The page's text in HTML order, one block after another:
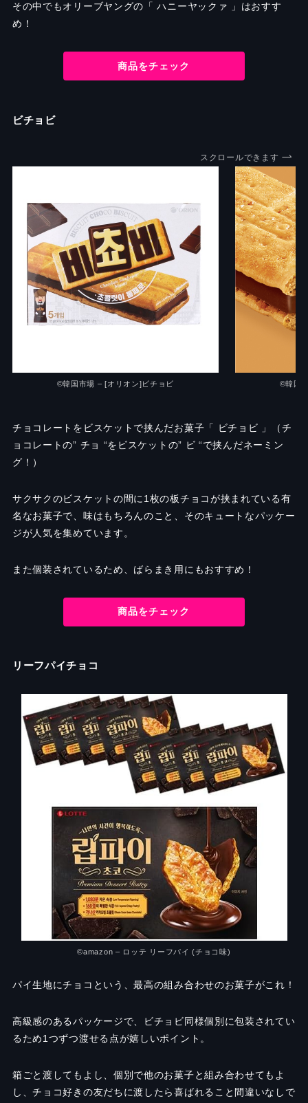
その中でもオリーブヤングの「 ハニーヤックァ 」はおすす
め！
商品をチェック
ビチョビ
スクロールできます
©韓国市場 – [オリオン]ビチョビ ©韓国
チョコレートをビスケットで挟んだお菓子「 ビチョビ 」（チ
ョコレートの” チョ “をビスケットの” ビ “で挟んだネーミン
グ！）
サクサクのビスケットの間に1枚の板チョコが挟まれている有
名なお菓子で、味はもちろんのこと、そのキュートなパッケー
ジが人気を集めています。
また個装されているため、ばらまき用にもおすすめ！
商品をチェック
リーフパイチョコ
©amazon – ロッテ リーフパイ (チョコ味)
パイ生地にチョコという、最高の組み合わせのお菓子がこれ！
高級感のあるパッケージで、ビチョビ同様個別に包装されてい
るため1つずつ渡せる点が嬉しいポイント。
箱ごと渡してもよし、個別で他のお菓子と組み合わせてもよ
し、チョコ好きの友だちに渡したら喜ばれること間違いなしで